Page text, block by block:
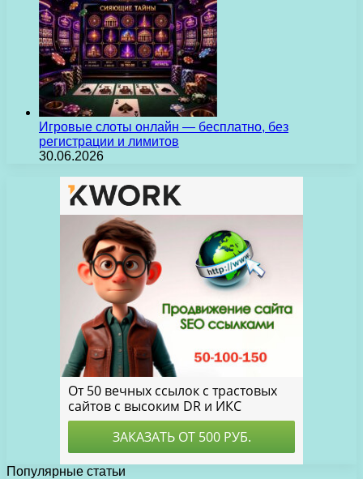
Игровые слоты онлайн — бесплатно, без
регистрации и лимитов
30.06.2026
Популярные статьи